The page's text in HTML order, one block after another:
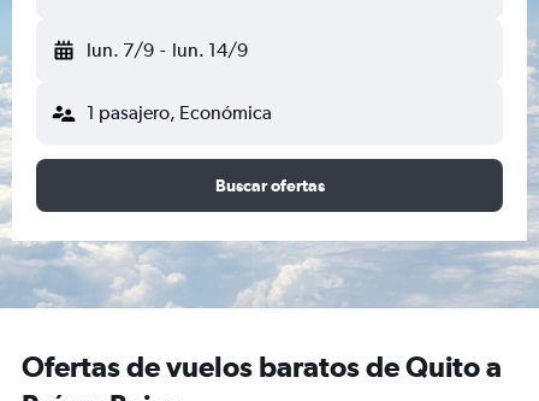
lun. 7/9 - lun. 14/9
1 pasajero, Económica
Buscar ofertas
Ofertas de vuelos baratos de Quito a